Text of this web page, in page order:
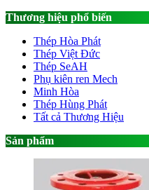
Thương hiệu phổ biến
Thép Hòa Phát
Thép Việt Đức
Thép SeAH
Phụ kiên ren Mech
Minh Hòa
Thép Hùng Phát
Tất cả Thương Hiệu
Sản phẩm